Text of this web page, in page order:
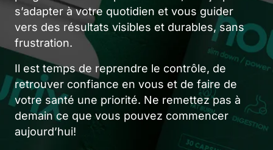
s’adapter à votre quotidien et vous guider
vers des résultats visibles et durables, sans
frustration.
Il est temps de reprendre le contrôle, de
retrouver confiance en vous et de faire de
votre santé une priorité. Ne remettez pas à
demain ce que vous pouvez commencer
aujourd’hui!